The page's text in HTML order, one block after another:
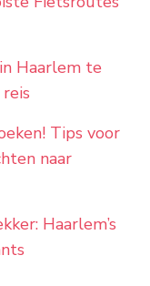
Haarlem te
Tips voor
naar
Haarlem’s